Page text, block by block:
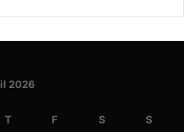
2026
T F S S